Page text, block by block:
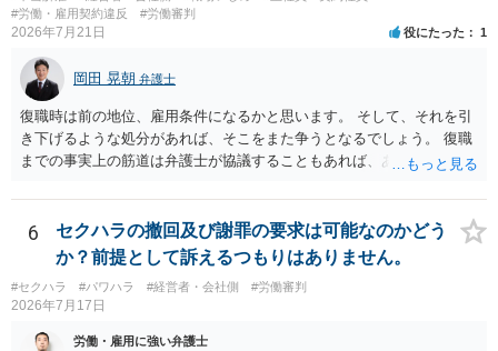
#労働・雇用契約違反
#労働審判
2026年7月21日 役にたった 1
岡田 晃朝 弁護士
復職時は前の地位、雇用条件になるかと思います。 そして、それを引
き下げるような処分があれば、そこをまた争うとなるでしょう。 復職
までの事実上の筋道は弁護士が協議することもあれば、あなたがご自
ょうから、別途費用が発生することもありますが、出勤日時の設定く
らいならサービスでしてくれるかもしれません。
6
セクハラの撤回及び謝罪の要求は可能なのかどう
か？前提として訴えるつもりはありません。
#セクハラ #パワハラ #経営者・会社側 #労働審判
2026年7月17日
労働・雇用に強い弁護士